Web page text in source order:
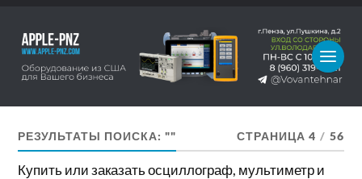
РЕЗУЛЬТАТЫ ПОИСКА: "" СТРАНИЦА 4 / 56
Купить или заказать осциллограф, мультиметр и